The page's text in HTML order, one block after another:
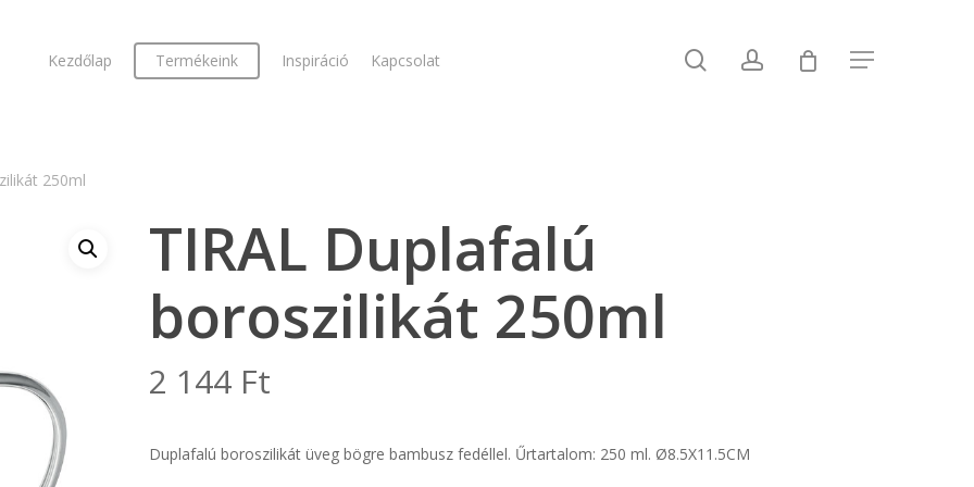
Kezdőlap Termékeink Inspiráció Kapcsolat searchaccount Menu
250ml
TIRAL Duplafalú
boroszilikát 250ml
2 144 Ft
Duplafalú boroszilikát üveg bögre bambusz fedéllel. Űrtartalom: 250 ml. Ø8.5X11.5CM